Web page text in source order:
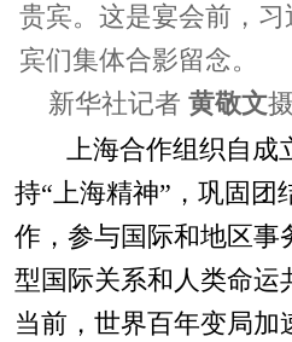
贵宾。这是宴会前，
宾们集体合影留念。
新华社记者 黄敬文摄
上海合作组织自成
持“上海精神”，巩固团
作，参与国际和地区事
型国际关系和人类命运
当前，世界百年变局加